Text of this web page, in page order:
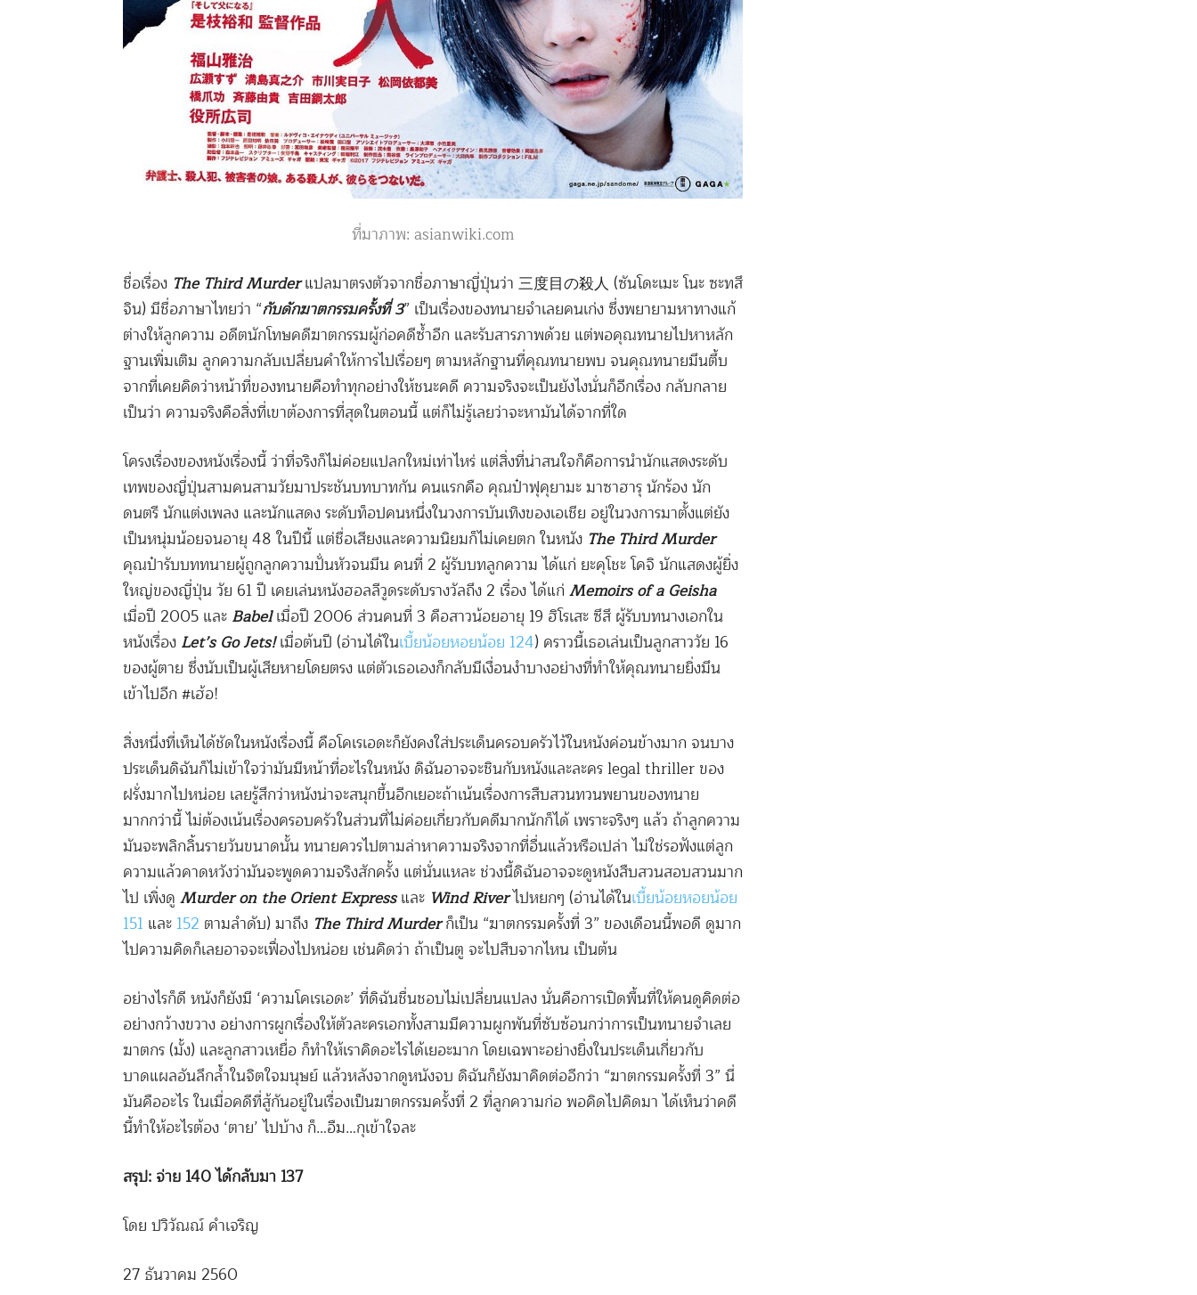
ที่มาภาพ: asianwiki.com
ชื่อเรื่อง The Third Murderแปลมาตรงตัวจากชื่อภาษาญี่ปุ่นว่า 三度目の殺人 (ซันโดะเมะ โนะ ซะทสึ
จิน) มีชื่อภาษาไทยว่า “กับดักฆาตกรรมครั้งที่ 3” เป็นเรื่องของทนายจำเลยคนเก่ง ซึ่งพยายามหาทางแก้
ต่างให้ลูกความ อดีตนักโทษคดีฆาตกรรมผู้ก่อคดีซ้ำอีก และรับสารภาพด้วย แต่พอคุณทนายไปหาหลัก
ฐานเพิ่มเติม ลูกความกลับเปลี่ยนคำให้การไปเรื่อยๆ ตามหลักฐานที่คุณทนายพบ จนคุณทนายมึนตึ้บ
จากที่เคยคิดว่าหน้าที่ของทนายคือทำทุกอย่างให้ชนะคดี ความจริงจะเป็นยังไงนั่นก็อีกเรื่อง กลับกลาย
เป็นว่า ความจริงคือสิ่งที่เขาต้องการที่สุดในตอนนี้ แต่ก็ไม่รู้เลยว่าจะหามันได้จากที่ใด
โครงเรื่องของหนังเรื่องนี้ ว่าที่จริงก็ไม่ค่อยแปลกใหม่เท่าไหร่ แต่สิ่งที่น่าสนใจก็คือการนำนักแสดงระดับ
เทพของญี่ปุ่นสามคนสามวัยมาประชันบทบาทกัน คนแรกคือ คุณป๋าฟุคุยามะ มาซาฮารุ นักร้อง นัก
ดนตรี นักแต่งเพลง และนักแสดง ระดับท็อปคนหนึ่งในวงการบันเทิงของเอเชีย อยู่ในวงการมาตั้งแต่ยัง
เป็นหนุ่มน้อยจนอายุ 48 ในปีนี้ แต่ชื่อเสียงและความนิยมก็ไม่เคยตก ในหนัง The Third Murder
คุณป๋ารับบททนายผู้ถูกลูกความปั่นหัวจนมึน คนที่ 2 ผู้รับบทลูกความ ได้แก่ ยะคุโชะ โคจิ นักแสดงผู้ยิ่ง
ใหญ่ของญี่ปุ่น วัย 61 ปี เคยเล่นหนังฮอลลีวูดระดับรางวัลถึง 2 เรื่อง ได้แก่ Memoirs of a Geisha
เมื่อปี 2005 และ Babelเมื่อปี 2006 ส่วนคนที่ 3 คือสาวน้อยอายุ 19 ฮิโรเสะ ซึสึ ผู้รับบทนางเอกใน
หนังเรื่อง Let’s Go Jets!เมื่อต้นปี (อ่านได้ในเบี้ยน้อยหอยน้อย 124) คราวนี้เธอเล่นเป็นลูกสาววัย 16
ของผู้ตาย ซึ่งนับเป็นผู้เสียหายโดยตรง แต่ตัวเธอเองก็กลับมีเงื่อนงำบางอย่างที่ทำให้คุณทนายยิ่งมึน
เข้าไปอีก #เฮ้อ!
สิ่งหนึ่งที่เห็นได้ชัดในหนังเรื่องนี้ คือโคเรเอดะก็ยังคงใส่ประเด็นครอบครัวไว้ในหนังค่อนข้างมาก จนบาง
ประเด็นดิฉันก็ไม่เข้าใจว่ามันมีหน้าที่อะไรในหนัง ดิฉันอาจจะชินกับหนังและละคร legal thriller ของ
ฝรั่งมากไปหน่อย เลยรู้สึกว่าหนังน่าจะสนุกขึ้นอีกเยอะถ้าเน้นเรื่องการสืบสวนทวนพยานของทนาย
มากกว่านี้ ไม่ต้องเน้นเรื่องครอบครัวในส่วนที่ไม่ค่อยเกี่ยวกับคดีมากนักก็ได้ เพราะจริงๆ แล้ว ถ้าลูกความ
มันจะพลิกลิ้นรายวันขนาดนั้น ทนายควรไปตามล่าหาความจริงจากที่อื่นแล้วหรือเปล่า ไม่ใช่รอฟังแต่ลูก
ความแล้วคาดหวังว่ามันจะพูดความจริงสักครั้ง แต่นั่นแหละ ช่วงนี้ดิฉันอาจจะดูหนังสืบสวนสอบสวนมาก
ไป เพิ่งดู Murder on the Orient Expressและ Wind Riverไปหยกๆ (อ่านได้ในเบี้ยน้อยหอยน้อย
151 และ 152 ตามลำดับ) มาถึง The Third Murderก็เป็น “ฆาตกรรมครั้งที่ 3” ของเดือนนี้พอดี ดูมาก
ไปความคิดก็เลยอาจจะเฟื่องไปหน่อย เช่นคิดว่า ถ้าเป็นตู จะไปสืบจากไหน เป็นต้น
อย่างไรก็ดี หนังก็ยังมี ‘ความโคเรเอดะ’ ที่ดิฉันชื่นชอบไม่เปลี่ยนแปลง นั่นคือการเปิดพื้นที่ให้คนดูคิดต่อ
อย่างกว้างขวาง อย่างการผูกเรื่องให้ตัวละครเอกทั้งสามมีความผูกพันที่ซับซ้อนกว่าการเป็นทนายจำเลย
ฆาตกร (มั้ง) และลูกสาวเหยื่อ ก็ทำให้เราคิดอะไรได้เยอะมาก โดยเฉพาะอย่างยิ่งในประเด็นเกี่ยวกับ
บาดแผลอันลึกล้ำในจิตใจมนุษย์ แล้วหลังจากดูหนังจบ ดิฉันก็ยังมาคิดต่ออีกว่า “ฆาตกรรมครั้งที่ 3” นี่
มันคืออะไร ในเมื่อคดีที่สู้กันอยู่ในเรื่องเป็นฆาตกรรมครั้งที่ 2 ที่ลูกความก่อ พอคิดไปคิดมา ได้เห็นว่าคดี
นี้ทำให้อะไรต้อง ‘ตาย’ ไปบ้าง ก็…อืม…กุเข้าใจละ
สรุป: จ่าย 140 ได้กลับมา 137
โดย ปวิวัณณ์ คำเจริญ
27 ธันวาคม 2560